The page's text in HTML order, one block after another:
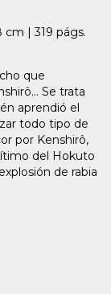
cm | 319 págs.
que
Se trata
aprendió el
todo tipo de
por Kenshirô,
del Hokuto
de rabia